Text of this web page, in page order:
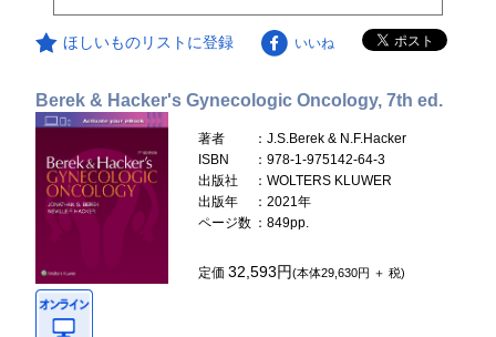
ほしいものリストに登録 いいね
Berek & Hacker's Gynecologic Oncology, 7th ed.
著者
：J.S.Berek & N.F.Hacker
ISBN
：978-1-975142-64-3
出版社
：WOLTERS KLUWER
出版年
：2021年
ページ数 ：849pp.
定価32,593円(本体29,630円 ＋ 税)